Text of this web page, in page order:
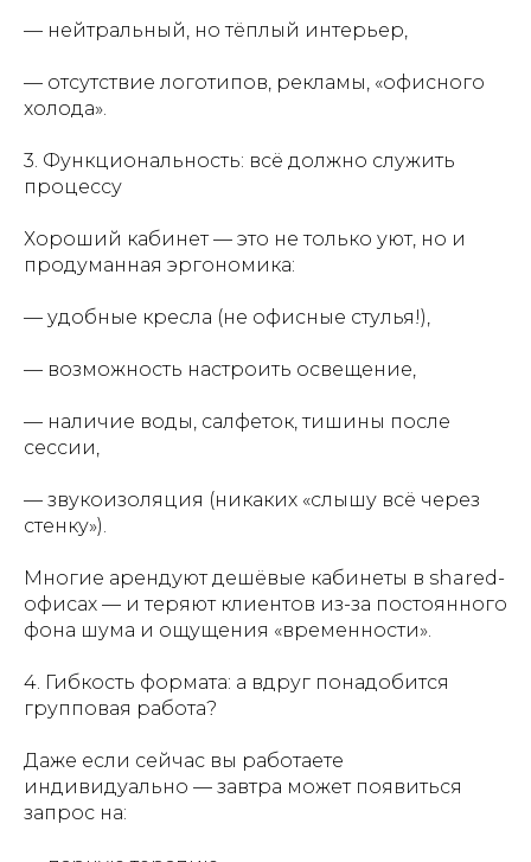
— нейтральный, но тёплый интерьер,
— отсутствие логотипов, рекламы, «офисного
холода».
3. Функциональность: всё должно служить
процессу
Хороший кабинет — это не только уют, но и
продуманная эргономика:
— удобные кресла (не офисные стулья!),
— возможность настроить освещение,
— наличие воды, салфеток, тишины после
сессии,
— звукоизоляция (никаких «слышу всё через
стенку»).
Многие арендуют дешёвые кабинеты в shared-
офисах — и теряют клиентов из-за постоянного
фона шума и ощущения «временности».
4. Гибкость формата: а вдруг понадобится
групповая работа?
Даже если сейчас вы работаете
индивидуально — завтра может появиться
запрос на: